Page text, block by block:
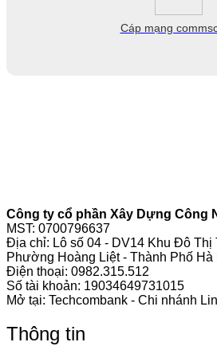
Cáp mạng
Công ty cổ phần Xây Dựng Công
MST: 0700796637
Địa chỉ: Lô số 04 - DV14 Khu Đô Thị
Phường Hoàng Liệt - Thành Phố Hà
Điện thoại: 0982.315.512
Số tài khoản: 19034649731015
Mở tại: Techcombank - Chi nhánh
Thông tin